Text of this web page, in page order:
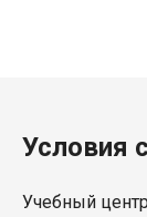
Условия
Учебный